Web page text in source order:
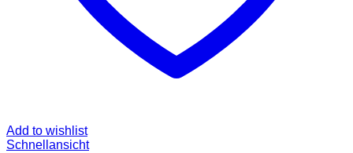
Add to wishlist
Schnellansicht